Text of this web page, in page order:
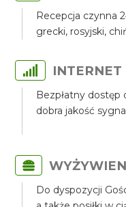
Recepcja czynna
grecki, rosyjski,
INTERNET
Bezpłatny dostęp
dobra jakość
Do dyspozycji